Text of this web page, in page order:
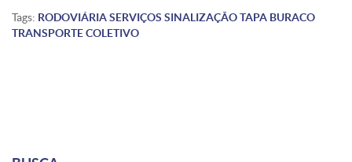
Tags: RODOVIÁRIASERVIÇOS SINALIZAÇÃOTAPA BURACO
TRANSPORTE COLETIVO